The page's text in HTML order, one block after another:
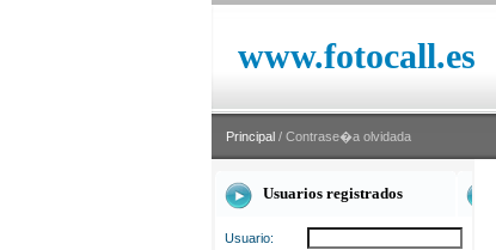
www.fotocall.es
Principal / Contrase�a olvidada
Usuarios registrados
Usuario: